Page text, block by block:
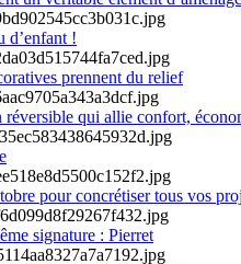
d’enfant !
prennent du relief
qui allie confort,
pour concrétiser tous vos
signature : Pierret